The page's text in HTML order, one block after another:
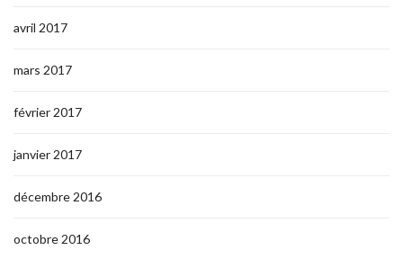
avril 2017
mars 2017
février 2017
janvier 2017
décembre 2016
octobre 2016